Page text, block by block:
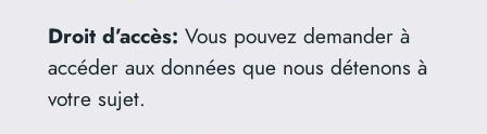
Droit d’accès: Vous pouvez demander à
accéder aux données que nous détenons à
votre sujet.